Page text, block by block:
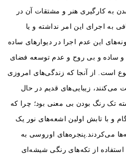
شدن به کارگیری هنر و مشتقات آن در
به اجرای این امر نداشته و یا
این عدم اجرا در دیوارهای ساده
و ساده و بی روح و عدم توسعه فضای
است. از آنجا که زندگی‌های امروزی
زیبایی‌های قدیم در حال
تک رنگ بودن بی معنی بود؛ چرا که
و با تابش اولین اشعه‌های نور یک
می‌کردند.پنجره‌های اوروسی به
از تکه‌های رنگی شیشه‌ای